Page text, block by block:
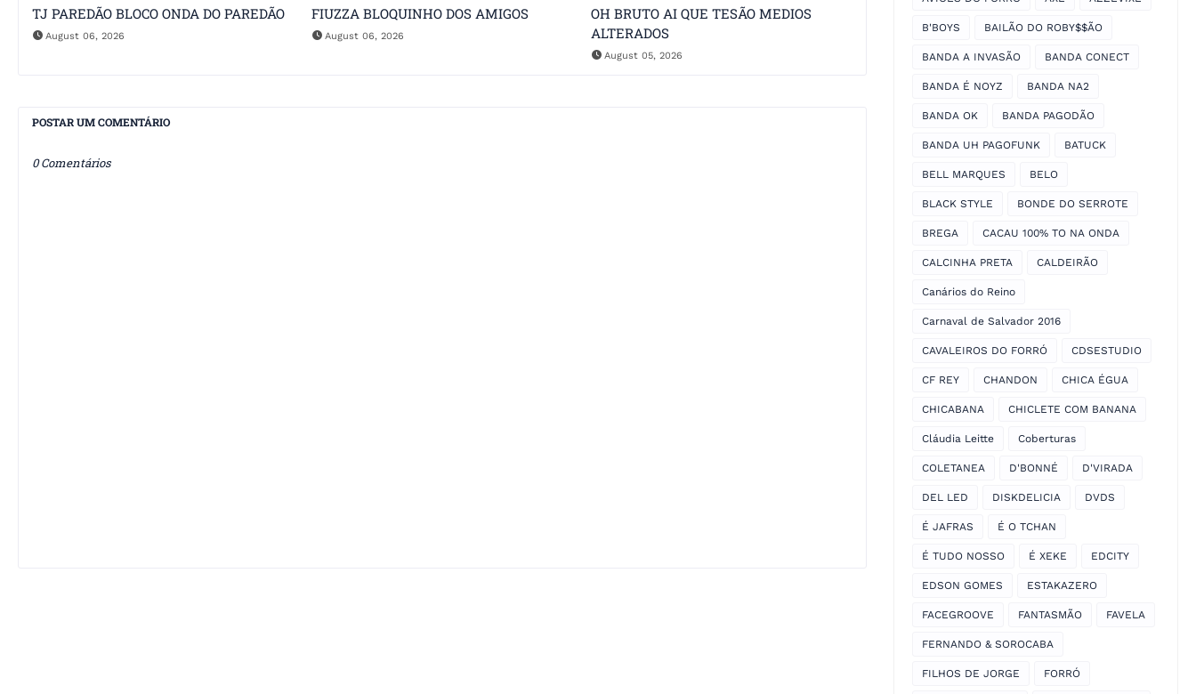
TJ PAREDÃO BLOCO ONDA DO PAREDÃO
August 06, 2026
FIUZZA BLOQUINHO DOS AMIGOS
August 06, 2026
OH BRUTO AI QUE TESÃO MEDIOS
ALTERADOS
August 05, 2026
POSTAR UM COMENTÁRIO
0 Comentários
B'BOYS BAILÃO DO ROBY$$ÃO
BANDA A INVASÃO BANDA CONECT
BANDA É NOYZ BANDA NA2
BANDA OK BANDA PAGODÃO
BANDA UH PAGOFUNK BATUCK
BELL MARQUES BELO
BLACK STYLE BONDE DO SERROTE
BREGA CACAU 100% TO NA ONDA
CALCINHA PRETA CALDEIRÃO
Canários do Reino
Carnaval de Salvador 2016
CAVALEIROS DO FORRÓ CDSESTUDIO
CF REY CHANDON CHICA ÉGUA
CHICABANA CHICLETE COM BANANA
Cláudia Leitte Coberturas
COLETANEA D'BONNÉ D'VIRADA
DEL LED DISKDELICIA DVDS
É JAFRAS É O TCHAN
É TUDO NOSSO É XEKE EDCITY
EDSON GOMES ESTAKAZERO
FACEGROOVE FANTASMÃO FAVELA
FERNANDO & SOROCABA
FILHOS DE JORGE FORRÓ